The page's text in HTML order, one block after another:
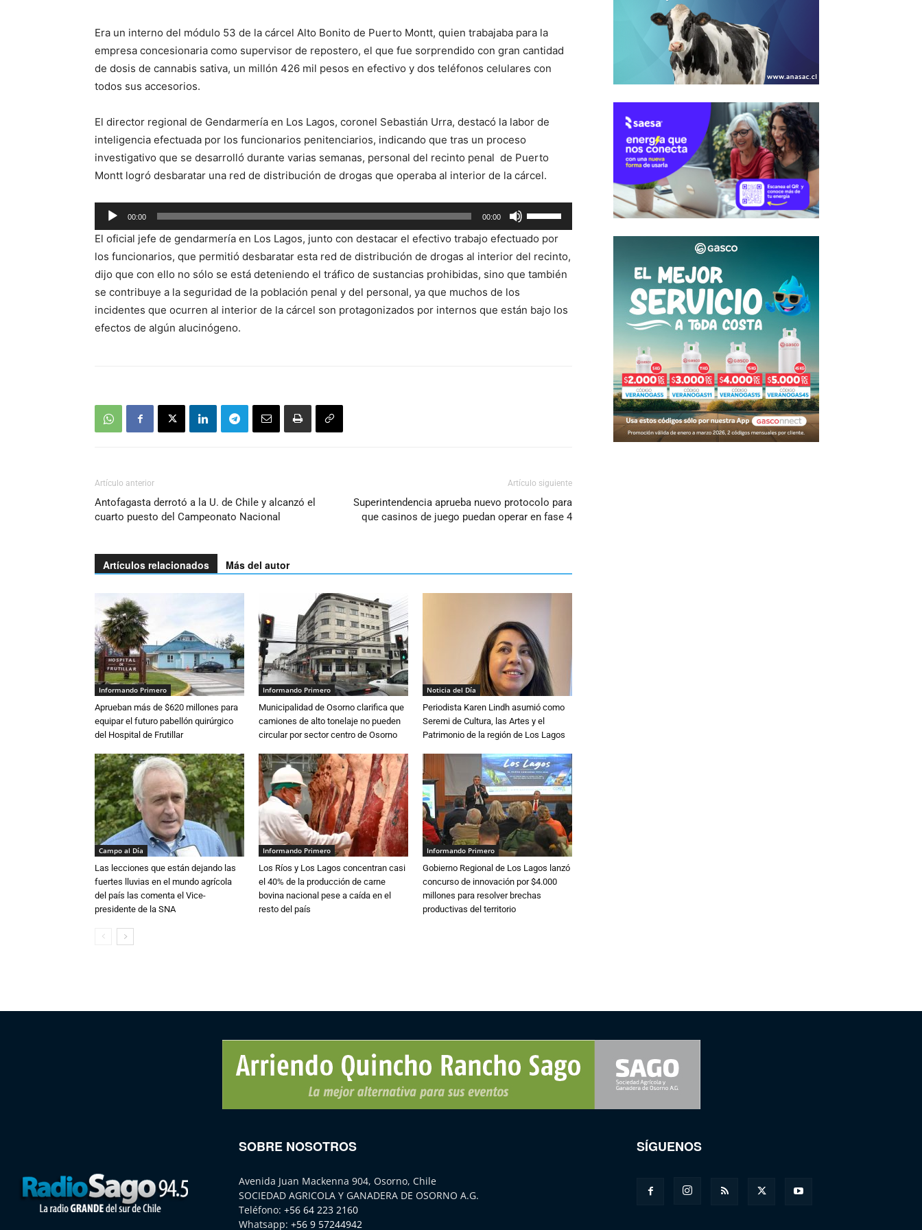
Era un interno del módulo 53 de la cárcel Alto Bonito de Puerto Montt, quien trabajaba para la
empresa concesionaria como supervisor de repostero, el que fue sorprendido con gran cantidad
de dosis de cannabis sativa, un millón 426 mil pesos en efectivo y dos teléfonos celulares con
todos sus accesorios.
El director regional de Gendarmería en Los Lagos, coronel Sebastián Urra, destacó la labor de
inteligencia efectuada por los funcionarios penitenciarios, indicando que tras un proceso
investigativo que se desarrolló durante varias semanas, personal del recinto penal de Puerto
Montt logró desbaratar una red de distribución de drogas que operaba al interior de la cárcel.
Reproductor
de
audio
00:00 00:00
las
teclas
de
flecha
para
El oficial jefe de gendarmería en Los Lagos, junto con destacar el efectivo trabajo efectuado por
los funcionarios, que permitió desbaratar esta red de distribución de drogas al interior del recinto,
dijo que con ello no sólo se está deteniendo el tráfico de sustancias prohibidas, sino que también
se contribuye a la seguridad de la población penal y del personal, ya que muchos de los
incidentes que ocurren al interior de la cárcel son protagonizados por internos que están bajo los
efectos de algún alucinógeno.
Artículo anterior
Antofagasta derrotó a la U. de Chile y alcanzó el
cuarto puesto del Campeonato Nacional
Artículo siguiente
Superintendencia aprueba nuevo protocolo para
que casinos de juego puedan operar en fase 4
Artículos relacionados Más del autor
Informando Primero
Aprueban más de $620 millones para
equipar el futuro pabellón quirúrgico
del Hospital de Frutillar
Informando Primero
Municipalidad de Osorno clarifica que
camiones de alto tonelaje no pueden
circular por sector centro de Osorno
Noticia del Día
Periodista Karen Lindh asumió como
Seremi de Cultura, las Artes y el
Patrimonio de la región de Los Lagos
Campo al Día
Las lecciones que están dejando las
fuertes lluvias en el mundo agrícola
del país las comenta el Vice-
presidente de la SNA
Informando Primero
Los Ríos y Los Lagos concentran casi
el 40% de la producción de carne
bovina nacional pese a caída en el
resto del país
Informando Primero
Gobierno Regional de Los Lagos lanzó
concurso de innovación por $4.000
millones para resolver brechas
productivas del territorio
SOBRE NOSOTROS
Avenida Juan Mackenna 904, Osorno, Chile
SOCIEDAD AGRICOLA Y GANADERA DE OSORNO A.G.
Teléfono: +56 64 223 2160
Whatsapp: +56 9 57244942
SÍGUENOS